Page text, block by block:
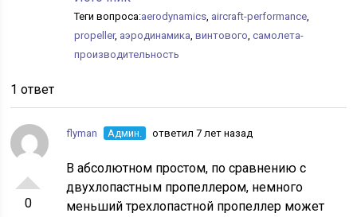
Теги вопроса:aerodynamics, aircraft-performance,
propeller, аэродинамика,винтового,самолета-
производительность
1 ответ
0
flyman Админ. ответил 7 лет назад
В абсолютном простом, по сравнению с
двухлопастным пропеллером, немного
меньший трехлопастной пропеллер может